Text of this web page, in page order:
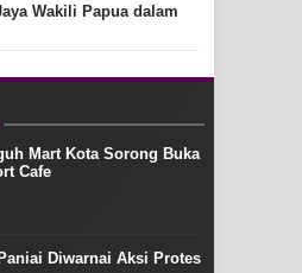
Wakili Papua dalam
Mart Kota Sorong Buka
Cafe
Diwarnai Aksi Protes